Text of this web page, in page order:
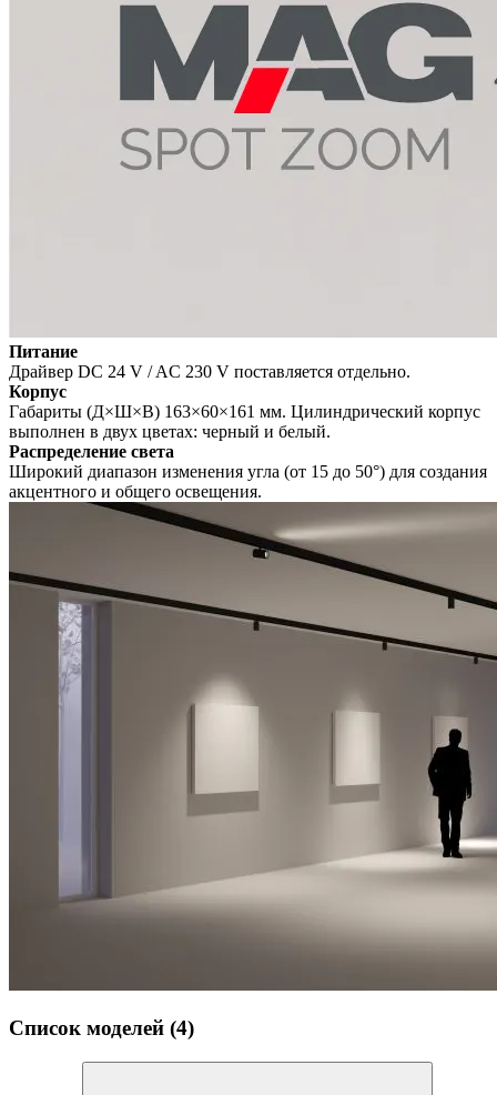
Питание
Драйвер DС 24 V / AC 230 V поставляется отдельно.
Корпус
Габариты (Д×Ш×В) 163×60×161 мм. Цилиндрический корпус
выполнен в двух цветах: черный и белый.
Распределение света
Широкий диапазон изменения угла (от 15 до 50°) для создания
акцентного и общего освещения.
Список моделей (4)